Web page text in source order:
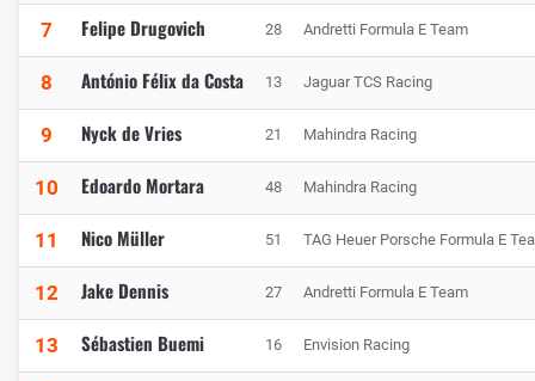
7 Felipe Drugovich 28 Andretti Formula E Team
8 António Félix da Costa 13 Jaguar TCS Racing
9 Nyck de Vries 21 Mahindra Racing
10 Edoardo Mortara 48 Mahindra Racing
11 Nico Müller 51 TAG Heuer Porsche Formula E
12 Jake Dennis 27 Andretti Formula E Team
13 Sébastien Buemi 16 Envision Racing